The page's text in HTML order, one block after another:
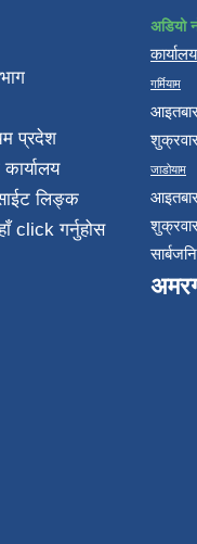
प्रदेश
लिङ्क
click गर्नुहोस
अडियो
गर्मियाम
जाडोयाम